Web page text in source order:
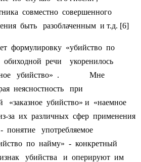
совместно совершенного
быть разоблаченным и т.д. [6]
формулировку «убийство по
речи укоренилось
убийство» . Мне
неясностность при
«заказное убийство» и «наемное
за их различных сфер применения
понятие употребляемое
по найму» - конкретный
убийства и оперируют им